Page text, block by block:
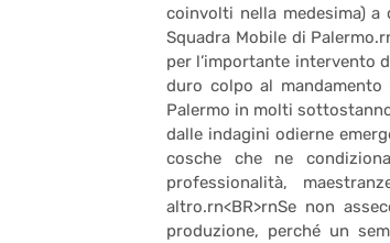
coinvolti nella medesima)
Squadra Mobile di
per l’importante intervento
duro colpo al mandamento
Palermo in molti
dalle indagini odierne
cosche che ne
professionalità,
altro.rn<BR>rnSe non
produzione, perché un